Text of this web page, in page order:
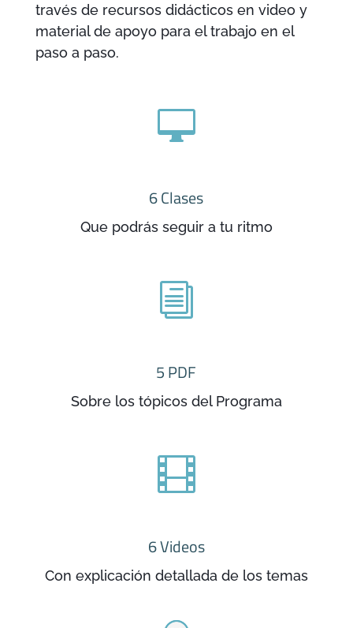
través de recursos didácticos en video y
material de apoyo para el trabajo en el
paso a paso.

6 Clases
Que podrás seguir a tu ritmo
i
5 PDF
Sobre los tópicos del Programa

6 Videos
Con explicación detallada de los temas